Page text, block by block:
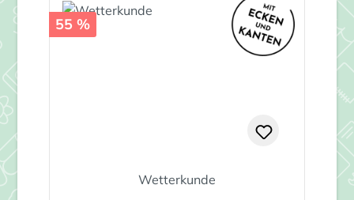
55 %
Wetterkunde